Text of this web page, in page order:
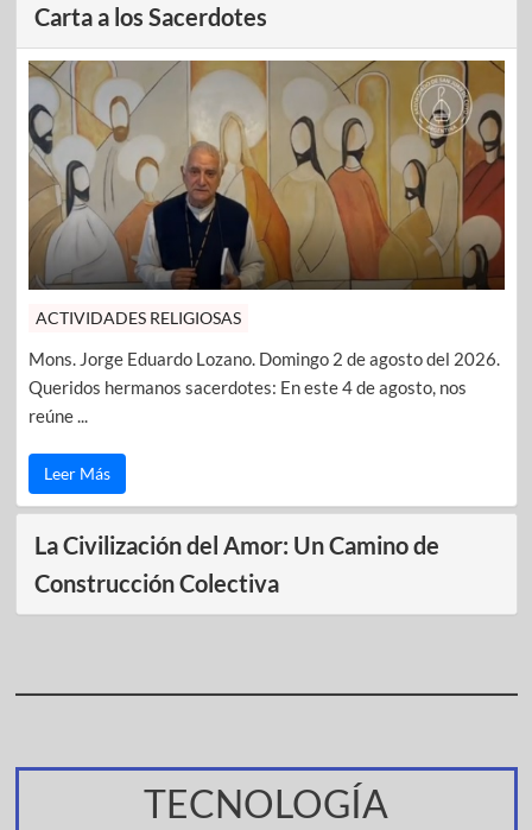
Carta a los Sacerdotes
ACTIVIDADES RELIGIOSAS
Mons. Jorge Eduardo Lozano. Domingo 2 de agosto del 2026.
Queridos hermanos sacerdotes: En este 4 de agosto, nos
reúne ...
Leer Más
La Civilización del Amor: Un Camino de
Construcción Colectiva
TECNOLOGÍA